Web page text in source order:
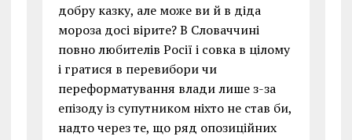
добру казку, але може ви й в діда
мороза досі вірите? В Словаччині
повно любителів Росії і совка в цілому
і гратися в перевибори чи
переформатування влади лише з-за
епізоду із супутником ніхто не став би,
надто через те, що ряд опозиційних